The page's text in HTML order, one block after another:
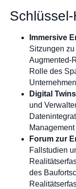
Immersive
Sitzungen
Augmented-
Rolle des
Digital
und
Forum zur
Fallstudien
des